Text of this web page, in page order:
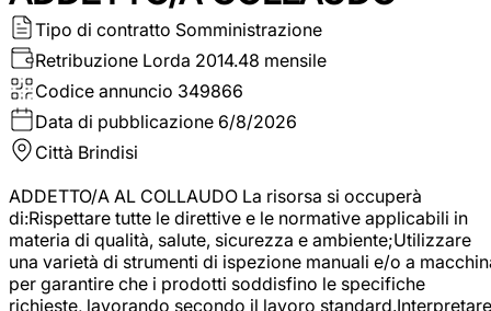
Tipo di contratto Somministrazione
Retribuzione Lorda 2014.48 mensile
Codice annuncio 349866
Data di pubblicazione 6/8/2026
Città Brindisi
ADDETTO/A AL COLLAUDO La risorsa si occuperà
di:Rispettare tutte le direttive e le normative applicabili in
materia di qualità, salute, sicurezza e ambiente;Utilizzare
una varietà di strumenti di ispezione manuali e/o a
per garantire che i prodotti soddisfino le specifiche
richieste, lavorando secondo il lavoro standard.Interpretare